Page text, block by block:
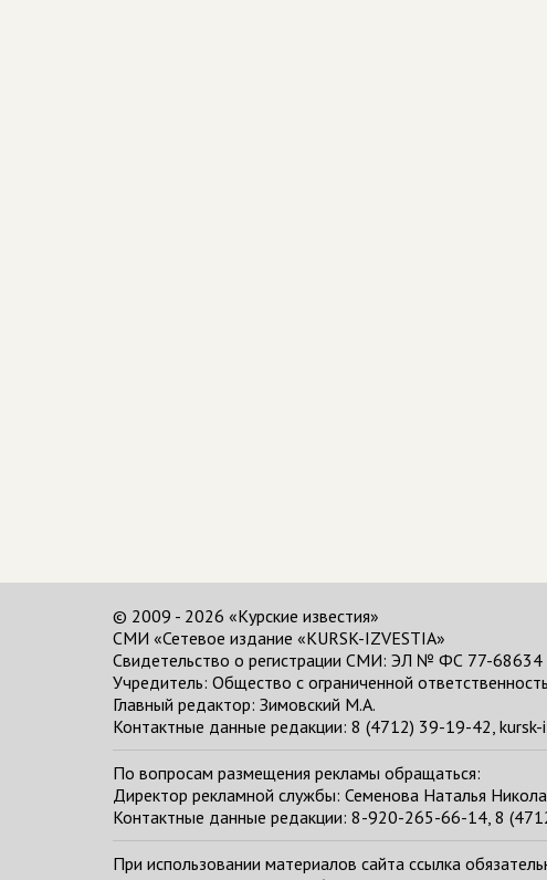
© 2009 - 2026 «Курские известия»
СМИ «Сетевое издание «KURSK-IZVESTIA»
Свидетельство о регистрации СМИ: ЭЛ № ФС 77-
Учредитель: Общество с ограниченной
Главный редактор: Зимовский М.А.
Контактные данные редакции: 8 (4712) 39-19-42,
По вопросам размещения рекламы обращаться:
Директор рекламной службы: Семенова Наталья
Контактные данные редакции: 8-920-265-66-14, 8
При использовании материалов сайта ссылка